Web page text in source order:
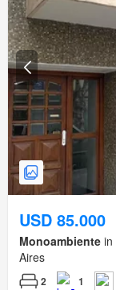
USD 85.000
Monoambiente in
Aires
2 1